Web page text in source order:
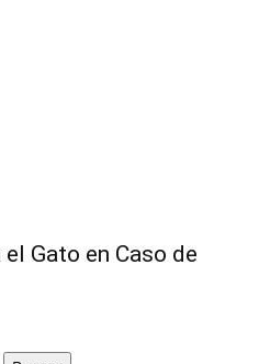
el Gato en Caso de